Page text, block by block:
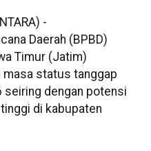
-
Daerah (BPBD)
Timur (Jatim)
masa status tanggap
seiring dengan potensi
di kabupaten